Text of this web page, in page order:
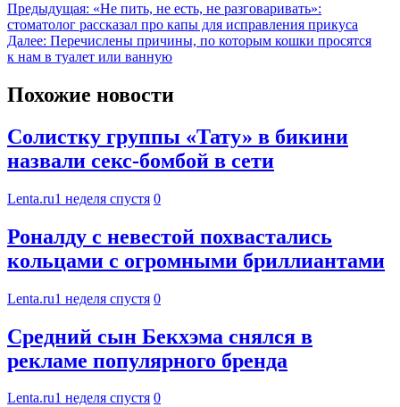
Предыдущая: «Не пить, не есть, не разговаривать»:
стоматолог рассказал про капы для исправления прикуса
Далее: Перечислены причины, по которым кошки просятся
к нам в туалет или ванную
Похожие новости
Солистку группы «Тату» в бикини
назвали секс-бомбой в сети
Lenta.ru1 неделя спустя 0
Роналду с невестой похвастались
кольцами с огромными бриллиантами
Lenta.ru1 неделя спустя 0
Средний сын Бекхэма снялся в
рекламе популярного бренда
Lenta.ru1 неделя спустя 0